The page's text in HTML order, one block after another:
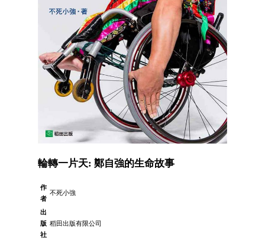
輪轉一片天: 鄭自強的生命故事
作
者
不死小強
出
版
社
稻田出版有限公司